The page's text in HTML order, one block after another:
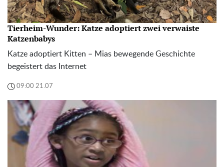
Tierheim-Wunder: Katze adoptiert zwei verwaiste
Katzenbabys
Katze adoptiert Kitten – Mias bewegende Geschichte
begeistert das Internet
09:00 21.07